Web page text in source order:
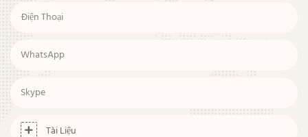
Điện Thoại
WhatsApp
Skype
Tài Liệu